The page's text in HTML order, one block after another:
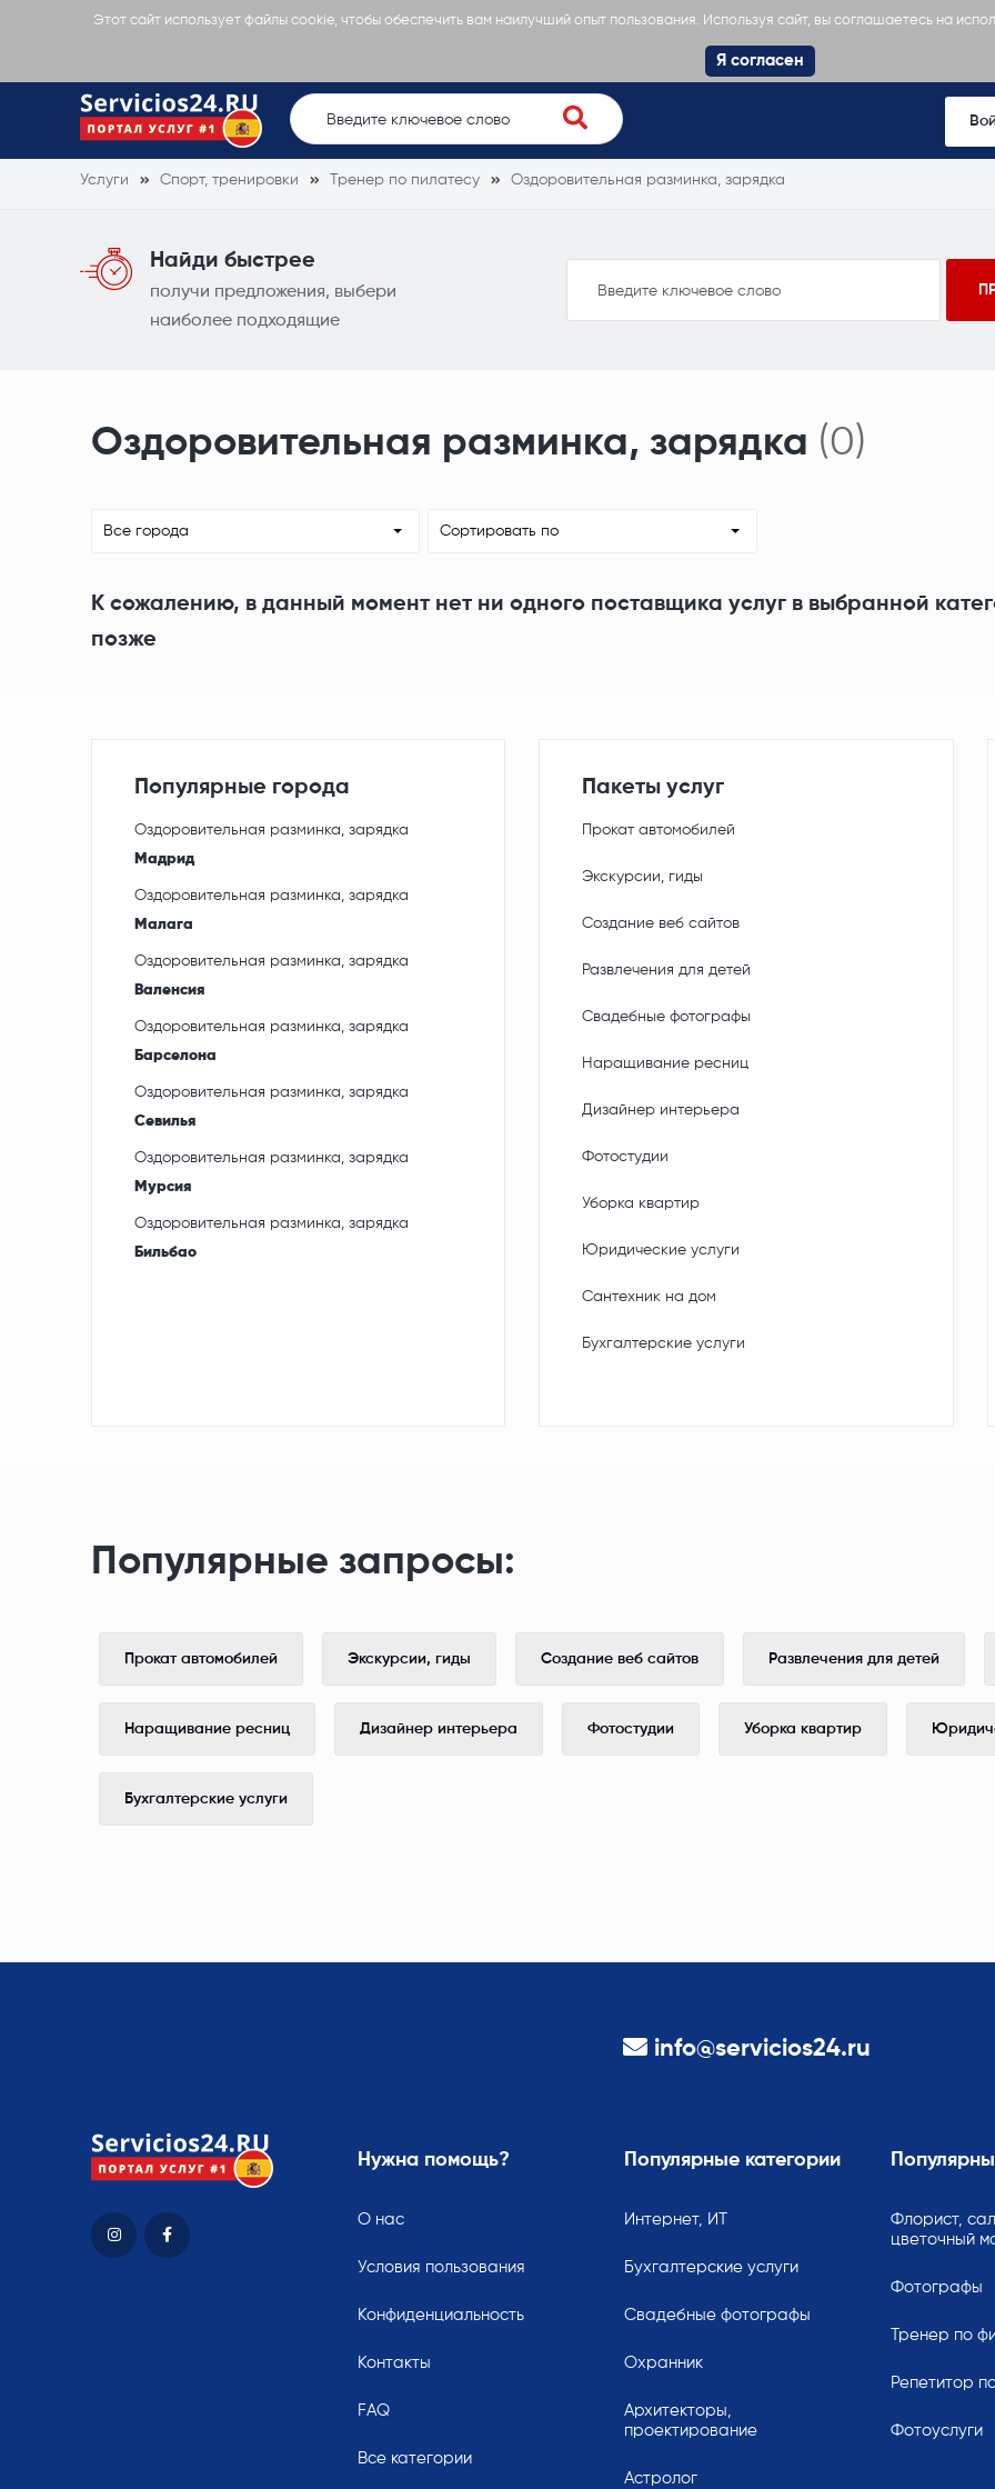
Этот сайт использует файлы cookie, чтобы обеспечить вам наилучший опыт пользования. Используя сайт, вы соглашаетесь на
Я согласен
Услуги Спорт, тренировки Тренер по пилатесу Оздоровительная разминка, зарядка
Найди быстрее
получи предложения, выбери
наиболее подходящие
Оздоровительная разминка, зарядка (0)
Все города Сортировать по
К сожалению, в данный момент нет ни одного поставщика услуг в выбранной
позже
Популярные города
Оздоровительная разминка, зарядка
Мадрид
Оздоровительная разминка, зарядка
Малага
Оздоровительная разминка, зарядка
Валенсия
Оздоровительная разминка, зарядка
Барселона
Оздоровительная разминка, зарядка
Севилья
Оздоровительная разминка, зарядка
Мурсия
Оздоровительная разминка, зарядка
Бильбао
Пакеты услуг
Прокат автомобилей
Экскурсии, гиды
Создание веб сайтов
Развлечения для детей
Свадебные фотографы
Наращивание ресниц
Дизайнер интерьера
Фотостудии
Уборка квартир
Юридические услуги
Сантехник на дом
Бухгалтерские услуги
Популярные запросы:
Прокат автомобилей Экскурсии, гиды Создание веб сайтов Развлечения для детей
Наращивание ресниц Дизайнер интерьера Фотостудии Уборка квартир
Бухгалтерские услуги
info@servicios24.ru
Нужна помощь?
О нас
Условия пользования
Конфиденциальность
Контакты
FAQ
Все категории
Популярные категории
Интернет, ИТ
Бухгалтерские услуги
Свадебные фотографы
Охранник
Архитекторы,
проектирование
Астролог
Флорист,
цветочный
Фотографы
Тренер по
Репетитор
Фотоуслуги